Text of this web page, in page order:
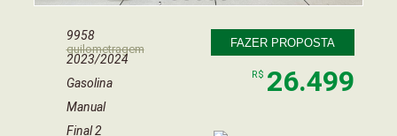
9958
quilometragem
2023/2024
Gasolina
Manual
Final 2
FAZER PROPOSTA
R$ 26.499